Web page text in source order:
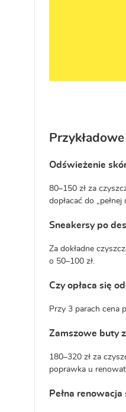
Odświeżenie
80–150 zł za
dopłacać do
Sneakersy po
Za dokładne
o 50–100 zł.
Czy opłaca się
Przy 3 parach cena
Zamszowe buty
180–320 zł za
poprawka u
Pełna